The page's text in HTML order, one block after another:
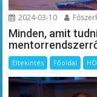
2024-03-10
Minden, amit
Eltekintés Főoldal